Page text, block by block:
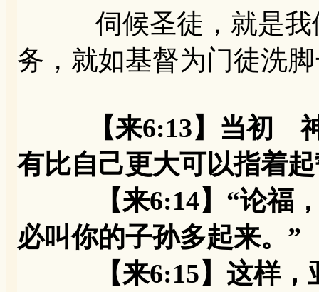
伺候圣徒，就是我们
务，就如基督为门徒洗
【来6:13】当初
有比自己更大可以指着
【来6:14】“论福，
必叫你的子孙多起来。”
【来6:15】这样，亚